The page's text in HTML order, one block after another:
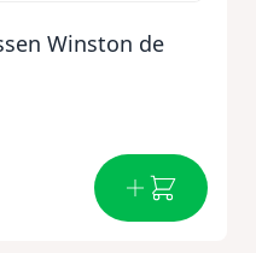
Winston de